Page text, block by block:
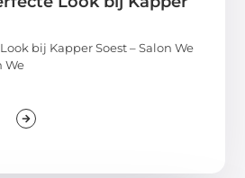
bij Kapper Soest – Salon We
We